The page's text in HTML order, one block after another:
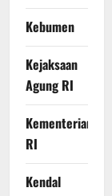
Kebumen
Kejaksaan
Agung RI
Kementerian
RI
Kendal